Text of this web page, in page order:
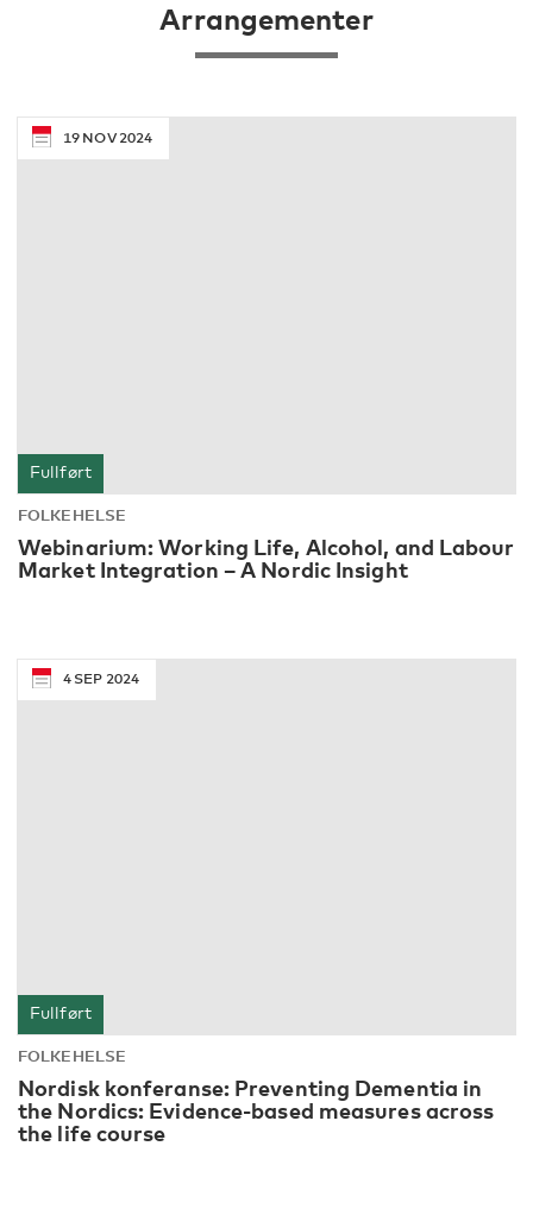
Arrangementer
Fullført
19 NOV 2024
FOLKEHELSE
Webinarium: Working Life, Alcohol, and Labour
Market Integration – A Nordic Insight
Fullført
4 SEP 2024
FOLKEHELSE
Nordisk konferanse: Preventing Dementia in
the Nordics: Evidence-based measures across
the life course